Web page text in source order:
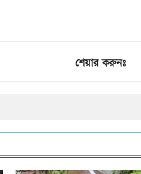
শেয়ার করুনঃ